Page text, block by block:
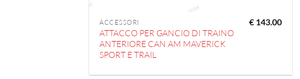
ACCESSORI
ATTACCO PER GANCIO DI TRAINO
ANTERIORE CAN AM MAVERICK
SPORT E TRAIL
€143.00